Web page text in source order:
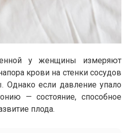
у женщины измеряют
крови на стенки сосудов
Однако если давление упало
— состояние, способное
плода.